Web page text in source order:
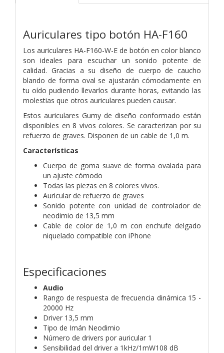
Auriculares tipo botón HA-F160
Los auriculares HA-F160-W-E de botón en color blanco
son ideales para escuchar un sonido potente de
calidad. Gracias a su diseño de cuerpo de caucho
blando de forma oval se ajustarán cómodamente en
tu oído pudiendo llevarlos durante horas, evitando las
molestias que otros auriculares pueden causar.
Estos auriculares Gumy de diseño conformado están
disponibles en 8 vivos colores. Se caracterizan por su
refuerzo de graves. Disponen de un cable de 1,0 m.
Características
Cuerpo de goma suave de forma ovalada para
un ajuste cómodo
Todas las piezas en 8 colores vivos.
Auricular de refuerzo de graves
Sonido potente con unidad de controlador de
neodimio de 13,5 mm
Cable de color de 1,0 m con enchufe delgado
niquelado compatible con iPhone
Especificaciones
Audio
Rango de respuesta de frecuencia dinámica 15 -
20000 Hz
Driver 13,5 mm
Tipo de Imán Neodimio
Número de drivers por auricular 1
Sensibilidad del driver a 1kHz/1mW108 dB